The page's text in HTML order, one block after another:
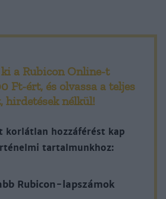
a Rubicon Online-t
Ft-ért, és olvassa a teljes
hirdetések nélkül!
korlátlan hozzáférést kap
tartalmunkhoz:
Rubicon-lapszámok